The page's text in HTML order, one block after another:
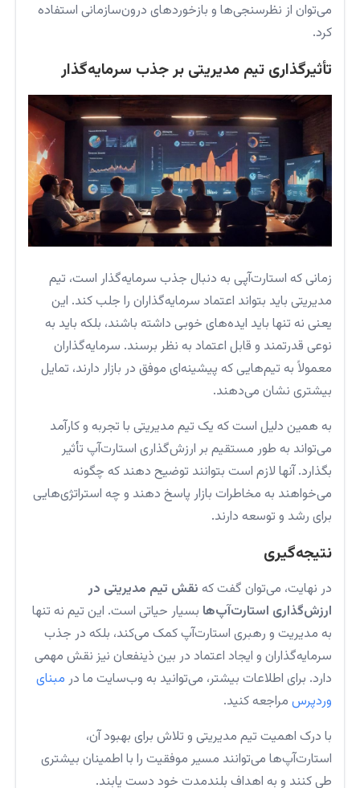
می‌توان از نظرسنجی‌ها و بازخوردهای درون‌سازمانی استفاده
کرد.
تأثیرگذاری تیم مدیریتی بر جذب سرمایه‌گذار
زمانی که استارت‌آپی به دنبال جذب سرمایه‌گذار است، تیم
مدیریتی باید بتواند اعتماد سرمایه‌گذاران را جلب کند. این
یعنی نه تنها باید ایده‌های خوبی داشته باشند، بلکه باید به
نوعی قدرتمند و قابل اعتماد به نظر برسند. سرمایه‌گذاران
معمولاً به تیم‌هایی که پیشینه‌ای موفق در بازار دارند، تمایل
بیشتری نشان می‌دهند.
به همین دلیل است که یک تیم مدیریتی با تجربه و کارآمد
می‌تواند به طور مستقیم بر ارزش‌گذاری استارت‌آپ تأثیر
بگذارد. آنها لازم است بتوانند توضیح دهند که چگونه
می‌خواهند به مخاطرات بازار پاسخ دهند و چه استراتژی‌هایی
برای رشد و توسعه دارند.
نتیجه‌گیری
در نهایت، می‌توان گفت که نقش تیم مدیریتی در
ارزش‌گذاری استارت‌آپ‌ها بسیار حیاتی است. این تیم نه تنها
به مدیریت و رهبری استارت‌آپ کمک می‌کند، بلکه در جذب
سرمایه‌گذاران و ایجاد اعتماد در بین ذینفعان نیز نقش مهمی
دارد. برای اطلاعات بیشتر، می‌توانید به وب‌سایت ما در مبنای
وردپرس مراجعه کنید.
با درک اهمیت تیم مدیریتی و تلاش برای بهبود آن،
استارت‌آپ‌ها می‌توانند مسیر موفقیت را با اطمینان بیشتری
طی کنند و به اهداف بلندمدت خود دست یابند.